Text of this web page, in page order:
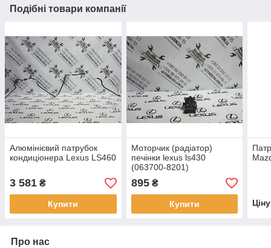
Подібні товари компанії
Алюмінієвий патрубок
кондиціонера Lexus LS460
3 581 ₴
Купити
Моторчик (радіатор)
печінки lexus ls430
(063700-8201)
895₴
Купити
Про нас